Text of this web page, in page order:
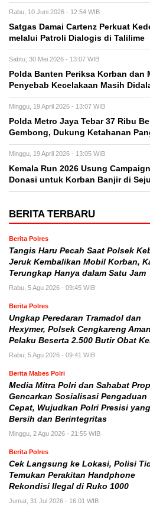
Rabu, 10 Juni 2026 - 12:54 WIB
Satgas Damai Cartenz Perkuat
melalui Patroli Dialogis di Talilime
Sabtu, 30 Mei 2026 - 13:07 WIB
Polda Banten Periksa Korban dan
Penyebab Kecelakaan Masih
Minggu, 19 April 2026 - 13:07 WIB
Polda Metro Jaya Tebar 37 Ribu
Gembong, Dukung Ketahanan
Minggu, 19 April 2026 - 13:05 WIB
Kemala Run 2026 Usung
Donasi untuk Korban Banjir di
BERITA TERBARU
Berita Polres
Tangis Haru Pecah Saat Polsek
Jeruk Kembalikan Mobil Korban,
Terungkap Hanya dalam Satu Jam
Rabu, 5 Agu 2026 - 09:45 WIB
Berita Polres
Ungkap Peredaran Tramadol dan
Hexymer, Polsek Cengkareng
Pelaku Beserta 2.500 Butir Obat
Rabu, 5 Agu 2026 - 09:41 WIB
Berita Mabes Polri
Media Mitra Polri dan Sahabat
Gencarkan Sosialisasi Pengaduan
Cepat, Wujudkan Polri Presisi yang
Bersih dan Berintegritas
Minggu, 2 Agu 2026 - 21:55 WIB
Berita Polres
Cek Langsung ke Lokasi, Polisi
Temukan Perakitan Handphone
Rekondisi Ilegal di Ruko 1000
Jumat, 31 Jul 2026 - 16:01 WIB